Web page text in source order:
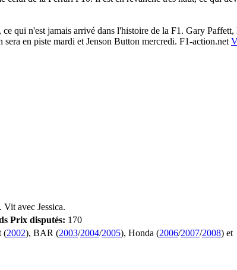
qui n'est jamais arrivé dans l'histoire de la F1. Gary Paffett,
en piste mardi et Jenson Button mercredi. F1-action.net
avec Jessica.
Prix disputés: 170
(2002), BAR (2003/2004/2005), Honda (2006/2007/2008) et